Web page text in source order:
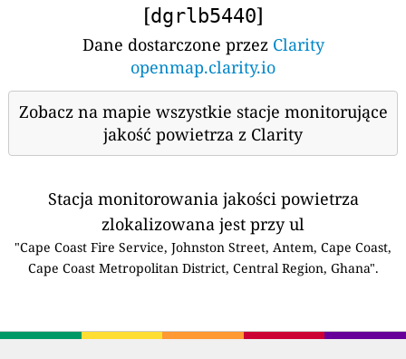
[dgrlb5440]
Dane dostarczone przez Clarity
openmap.clarity.io
Zobacz na mapie wszystkie stacje monitorujące
jakość powietrza z Clarity
Stacja monitorowania jakości powietrza
zlokalizowana jest przy ul
"Cape Coast Fire Service, Johnston Street, Antem, Cape Coast,
Cape Coast Metropolitan District, Central Region, Ghana".